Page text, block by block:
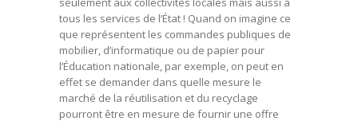
tous les services de l’État ! Quand on imagine ce
que représentent les commandes publiques de
mobilier, d’informatique ou de papier pour
l’Éducation nationale, par exemple, on peut en
effet se demander dans quelle mesure le
marché de la réutilisation et du recyclage
pourront être en mesure de fournir une offre